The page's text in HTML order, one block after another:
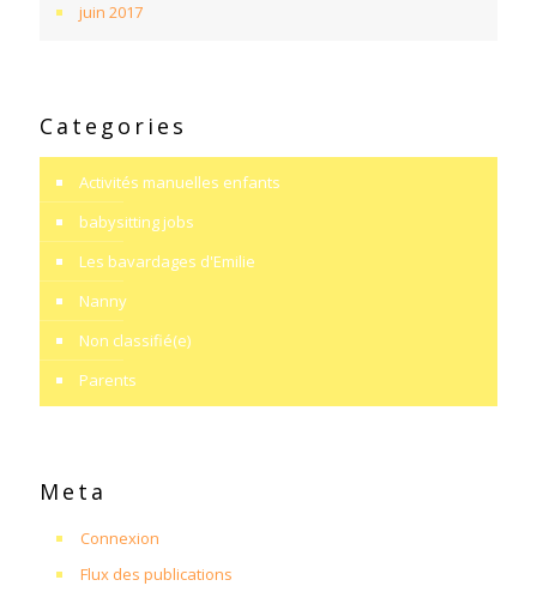
juin 2017
Categories
Activités manuelles enfants
babysitting jobs
Les bavardages d'Emilie
Nanny
Non classifié(e)
Parents
Meta
Connexion
Flux des publications